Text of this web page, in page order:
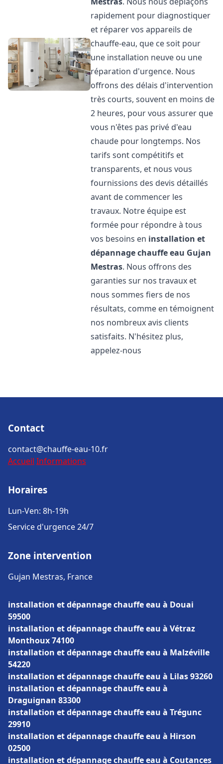
rapidement pour diagnostiquer
et réparer vos appareils de
chauffe-eau, que ce soit pour
une installation neuve ou une
réparation d'urgence. Nous
offrons des délais d'intervention
très courts, souvent en moins de
2 heures, pour vous assurer que
vous n'êtes pas privé d'eau
chaude pour longtemps. Nos
tarifs sont compétitifs et
transparents, et nous vous
fournissions des devis détaillés
avant de commencer les
travaux. Notre équipe est
formée pour répondre à tous
vos besoins en installation et
dépannage chauffe eau Gujan
Mestras. Nous offrons des
garanties sur nos travaux et
nous sommes fiers de nos
résultats, comme en témoignent
nos nombreux avis clients
satisfaits. N'hésitez plus,
appelez-nous
Contact
contact@chauffe-eau-10.fr
Accueil Informations
Horaires
Lun-Ven: 8h-19h
Service d'urgence 24/7
Zone intervention
Gujan Mestras, France
installation et dépannage chauffe eau à Douai
59500
installation et dépannage chauffe eau à Vétraz
Monthoux 74100
installation et dépannage chauffe eau à Malzéville
54220
installation et dépannage chauffe eau à Lilas 93260
installation et dépannage chauffe eau à
Draguignan 83300
installation et dépannage chauffe eau à Trégunc
29910
installation et dépannage chauffe eau à Hirson
02500
installation et dépannage chauffe eau à Coutances